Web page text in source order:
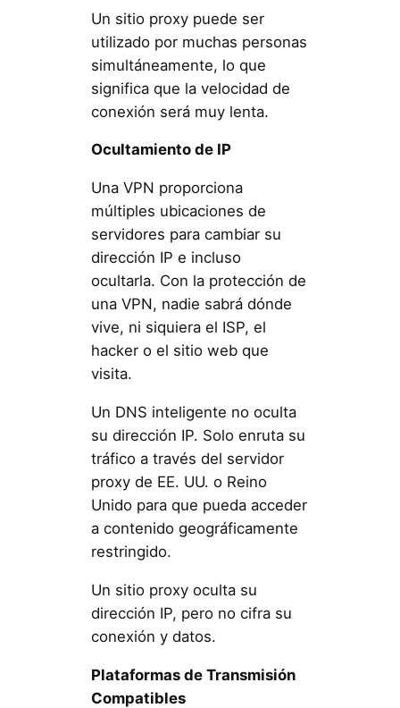
Un sitio proxy puede ser
utilizado por muchas personas
simultáneamente, lo que
significa que la velocidad de
conexión será muy lenta.
Ocultamiento de IP
Una VPN proporciona
múltiples ubicaciones de
servidores para cambiar su
dirección IP e incluso
ocultarla. Con la protección de
una VPN, nadie sabrá dónde
vive, ni siquiera el ISP, el
hacker o el sitio web que
visita.
Un DNS inteligente no oculta
su dirección IP. Solo enruta su
tráfico a través del servidor
proxy de EE. UU. o Reino
Unido para que pueda acceder
a contenido geográficamente
restringido.
Un sitio proxy oculta su
dirección IP, pero no cifra su
conexión y datos.
Plataformas de Transmisión
Compatibles